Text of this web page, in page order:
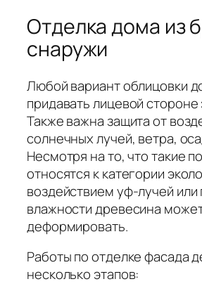
Отделка дома из
снаружи
Любой вариант облицовки
придавать лицевой стороне
Также важна защита от
солнечных лучей, ветра,
Несмотря на то, что такие
относятся к категории
воздействием уф-лучей
влажности древесина
деформировать.
Работы по отделке фасада
несколько этапов: